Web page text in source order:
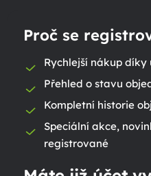
Proč se
Rychlejší nákup díky
Přehled o stavu
Kompletní historie
Speciální akce,
registrované